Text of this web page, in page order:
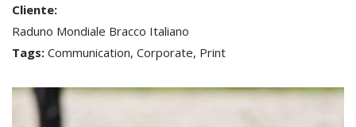
Cliente:
Raduno Mondiale Bracco Italiano
Tags: Communication, Corporate, Print